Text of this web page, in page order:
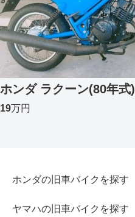
ホンダ ラクーン(80年式)
19万円
ホンダの旧車バイクを探す
ヤマハの旧車バイクを探す